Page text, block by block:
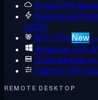
Cloud VPS
Nagy
DDR5
GPU VPS New
Windows VPS
Dedicated
Custom VPS
REMOTE DESKTOP